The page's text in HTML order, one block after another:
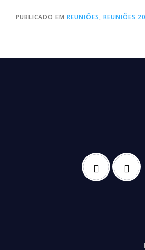
PUBLICADO EM REUNIÕES, REUNIÕES